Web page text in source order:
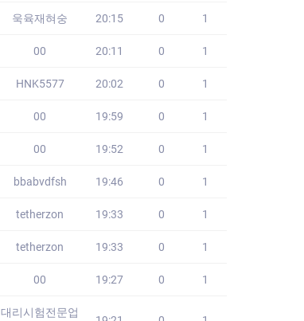
욱육재혀숭 20:15 0 1
00 20:11 0 1
HNK5577 20:02 0 1
00 19:59 0 1
00 19:52 0 1
bbabvdfsh 19:46 0 1
tetherzon 19:33 0 1
tetherzon 19:33 0 1
00 19:27 0 1
대리시험전문업